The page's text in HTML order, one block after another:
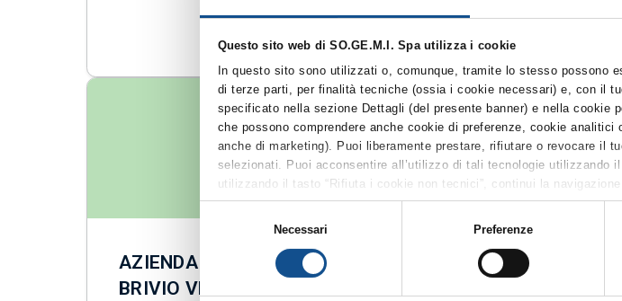
Questo sito web di SO.GE.M.I. Spa utilizza i cookie
In questo sito sono utilizzati o, comunque, tramite lo stesso possono
di terze parti, per finalità tecniche (ossia i cookie necessari) e, con il
specificato nella sezione Dettagli (del presente banner) e nella cookie
che possono comprendere anche cookie di preferenze, cookie
anche di marketing). Puoi liberamente prestare, rifiutare o revocare il
selezionati. Puoi acconsentire all’utilizzo di tali tecnologie utilizzando
utilizzando il tasto “Rifiuta i cookie non tecnici”, continui la
solamente i cookie tecnici. Per quanto riguarda ulteriori informazioni
Necessari Preferenze
AZIENDA AGRICOLA BRIVIO DI
BRIVIO VERONICA ISABELLA
AZIENDA AGRICOLA